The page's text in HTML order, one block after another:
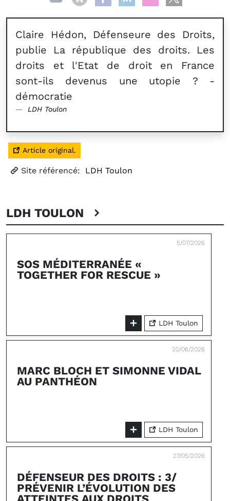
Claire Hédon, Défenseure des Droits,
publie La république des droits. Les
droits et l'Etat de droit en France
sont-ils devenus une utopie ? -
démocratie
LDH Toulon
Article original.
Site référencé: LDH Toulon
LDH TOULON
5/07/2026
SOS MÉDITERRANÉE «
TOGETHER FOR RESCUE »
LDH Toulon
20/06/2026
MARC BLOCH ET SIMONNE VIDAL
AU PANTHÉON
LDH Toulon
27/05/2026
DÉFENSEUR DES DROITS : 3/
PRÉVENIR L’ÉVOLUTION DES